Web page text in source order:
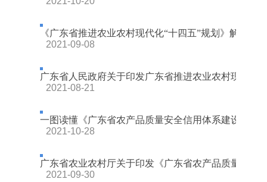
《广东省推进农业农村现代化“十四五”规划》解读
2021-09-08
广东省人民政府关于印发广东省推进农业农村现代化“
2021-08-21
一图读懂《广东省农产品质量安全信用体系建设采信
2021-10-28
广东省农业农村厅关于印发《广东省农产品质量安全
2021-09-30